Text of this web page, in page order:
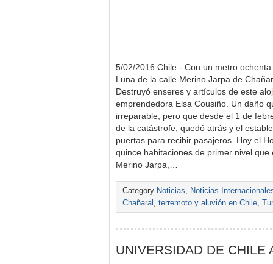
5/02/2016 Chile.- Con un metro
Luna de la calle Merino Jarpa de
Destruyó enseres y artículos de este
emprendedora Elsa Cousiño. Un daño
irreparable, pero que desde el 1 de
de la catástrofe, quedó atrás y el
puertas para recibir pasajeros. Hoy el
quince habitaciones de primer nivel
Merino Jarpa,…
Category Noticias, Noticias
Chañaral , terremoto y aluvión en Chile,
UNIVERSIDAD DE CHILE